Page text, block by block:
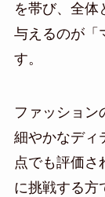
を帯び、全体
与えるのが「
す。
ファッション
細やかなディ
点でも評価さ
に挑戦する方